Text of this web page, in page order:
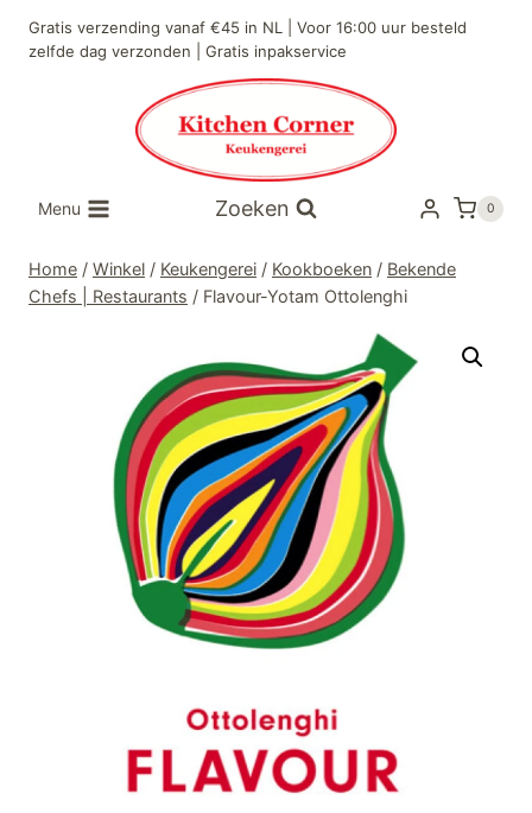
naar
Gratis verzending vanaf €45 in NL | Voor 16:00 uur besteld
zelfde dag verzonden | Gratis inpakservice
Menu Zoeken 0
Home / Winkel / Keukengerei / Kookboeken / Bekende
Chefs | Restaurants / Flavour-Yotam Ottolenghi